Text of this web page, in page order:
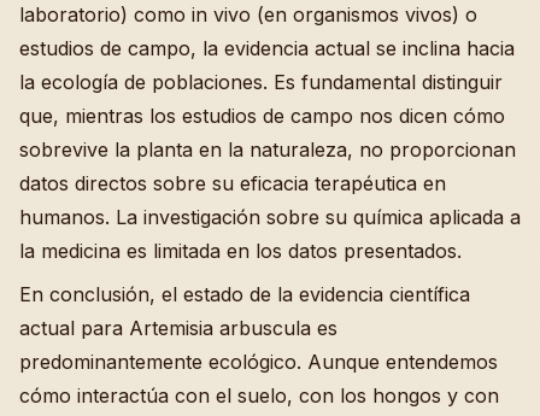
laboratorio) como in vivo (en organismos vivos) o
estudios de campo, la evidencia actual se inclina hacia
la ecología de poblaciones. Es fundamental distinguir
que, mientras los estudios de campo nos dicen cómo
sobrevive la planta en la naturaleza, no proporcionan
datos directos sobre su eficacia terapéutica en
humanos. La investigación sobre su química aplicada a
la medicina es limitada en los datos presentados.
En conclusión, el estado de la evidencia científica
actual para Artemisia arbuscula es
predominantemente ecológico. Aunque entendemos
cómo interactúa con el suelo, con los hongos y con